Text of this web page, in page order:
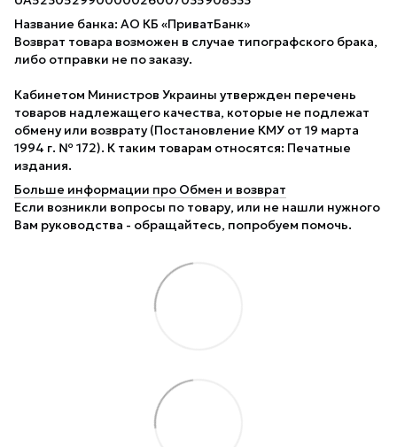
Название банка: АО КБ «ПриватБанк»
Возврат товара возможен в случае типографского брака,
либо отправки не по заказу.
Кабинетом Министров Украины утвержден перечень
товаров надлежащего качества, которые не подлежат
обмену или возврату (Постановление КМУ от 19 марта
1994 г. № 172). К таким товарам относятся: Печатные
издания.
Больше информации про Обмен и возврат
Если возникли вопросы по товару, или не нашли нужного
Вам руководства - обращайтесь, попробуем помочь.